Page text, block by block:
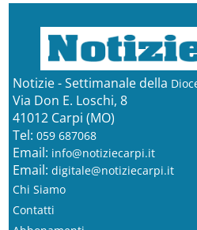
Notizie - Settimanale della
Via Don E. Loschi, 8
41012 Carpi (MO)
Tel: 059 687068
Email: info@notiziecarpi.it
Email: digitale@notiziecarpi.it
Chi Siamo
Contatti